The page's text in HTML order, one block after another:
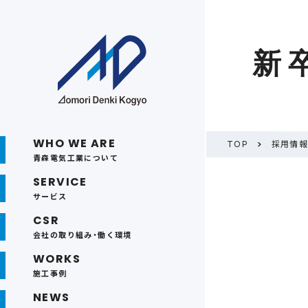
WHO WE ARE
青森電気工業について
SERVICE
サービス
CSR
会社の取り組み・働く環境
WORKS
施工事例
NEWS
新
TOP 採用情報